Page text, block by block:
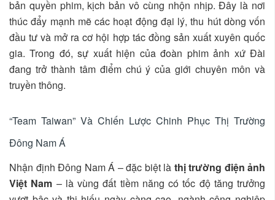
bản quyền phim, kịch bản vô cùng nhộn nhịp. Đây là nơi
thúc đẩy mạnh mẽ các hoạt động đại lý, thu hút dòng vốn
đầu tư và mở ra cơ hội hợp tác đồng sản xuất xuyên quốc
gia. Trong đó, sự xuất hiện của đoàn phim ảnh xứ Đài
đang trở thành tâm điểm chú ý của giới chuyên môn và
truyền thông.
“Team Taiwan” Và Chiến Lược Chinh Phục Thị Trường
Đông Nam Á
Nhận định Đông Nam Á – đặc biệt là thị trường điện ảnh
Việt Nam – là vùng đất tiềm năng có tốc độ tăng trưởng